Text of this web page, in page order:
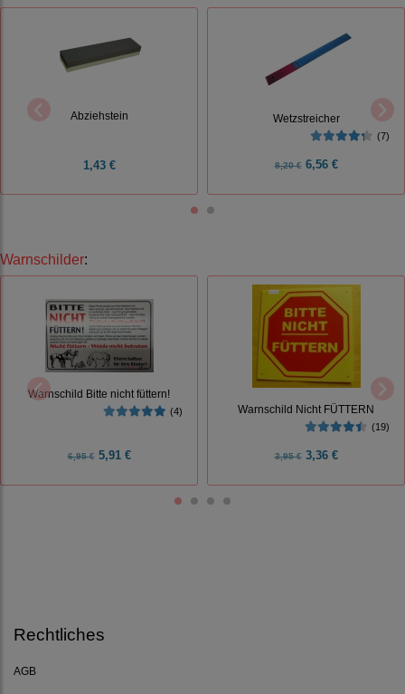
Abziehstein
1,43 €
Wetzstreicher
(7)
8,20 €6,56 €
Warnschilder:
Warnschild Bitte nicht füttern!
(4)
6,95 €5,91 €
Warnschild Nicht FÜTTERN
(19)
3,95 €3,36 €
Rechtliches
AGB